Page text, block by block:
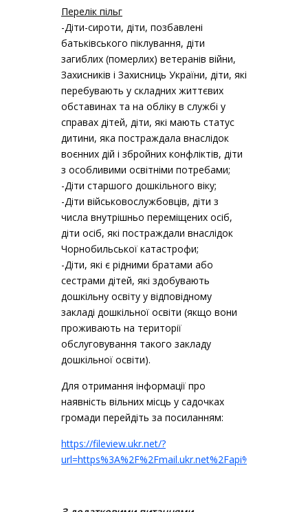
Перелік пільг
-Діти-сироти, діти, позбавлені
батьківського піклування, діти
загиблих (померлих) ветеранів війни,
Захисників і Захисниць України, діти, які
перебувають у складних життєвих
обставинах та на обліку в службі у
справах дітей, діти, які мають статус
дитини, яка постраждала внаслідок
воєнних дій і збройних конфліктів, діти
з особливими освітніми потребами;
-Діти старшого дошкільного віку;
-Діти військовослужбовців, діти з
числа внутрішньо переміщених осіб,
діти осіб, які постраждали внаслідок
Чорнобильської катастрофи;
-Діти, які є рідними братами або
сестрами дітей, які здобувають
дошкільну освіту у відповідному
закладі дошкільної освіти (якщо вони
проживають на території
обслуговування такого закладу
дошкільної освіти).
Для отримання інформації про
наявність вільних місць у садочках
громади перейдіть за посиланням:
https://fileview.ukr.net/?